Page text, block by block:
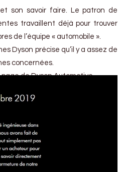
son savoir faire. Le patron de
travaillent déjà pour trouver
de l’équipe « automobile ».
Dyson précise qu’il y a assez de
concernées.
de Dyson Automotive.